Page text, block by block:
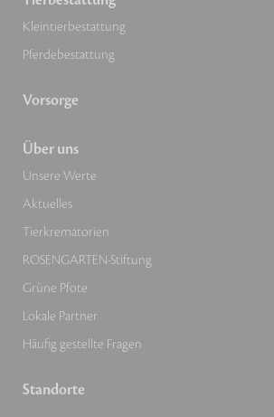
Kleintierbestattung
Pferdebestattung
Vorsorge
Über uns
Unsere Werte
Aktuelles
Tierkrematorien
ROSENGARTEN-Stiftung
Grüne Pfote
Lokale Partner
Häufig gestellte Fragen
Standorte